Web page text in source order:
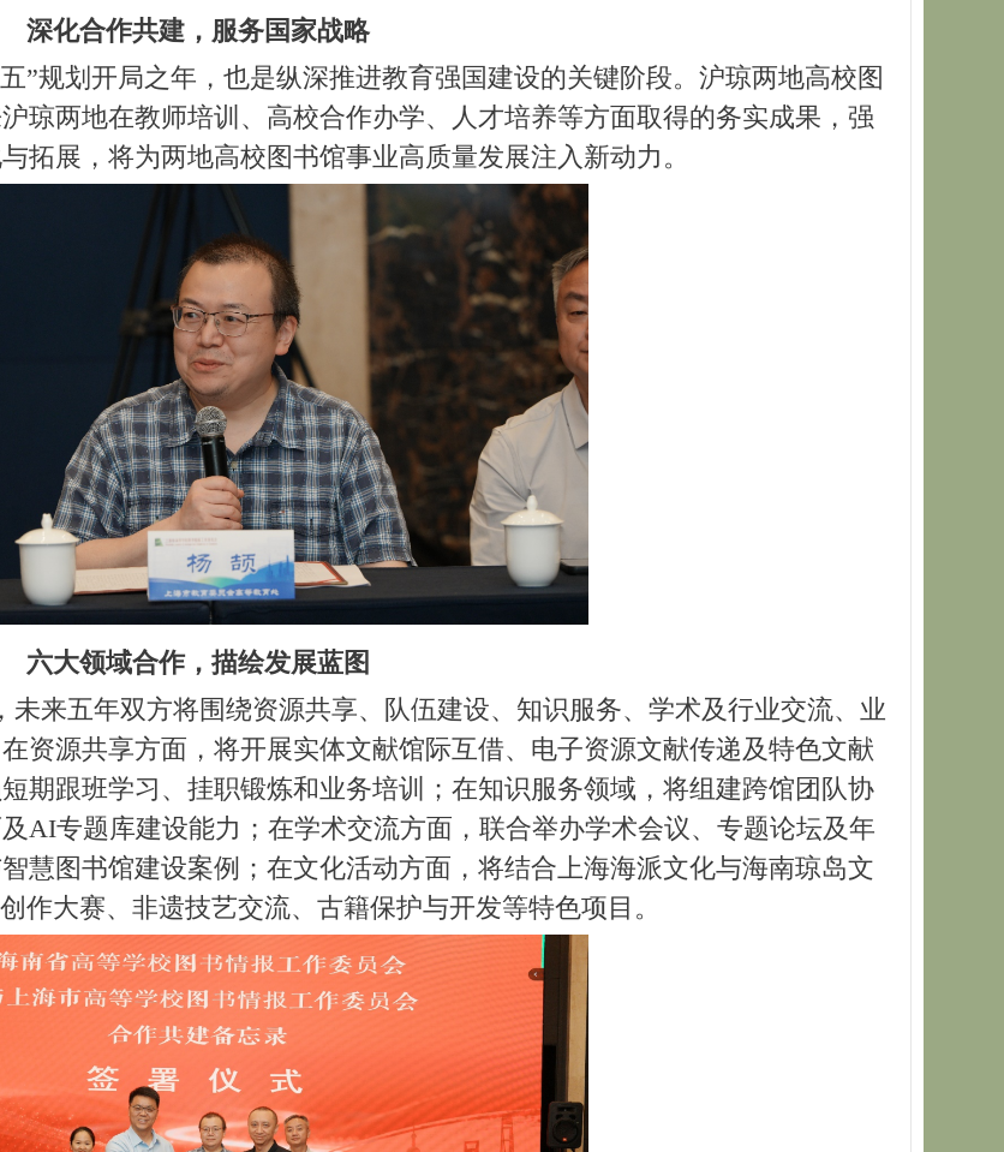
深化合作共建，服务国家战略
划开局之年，也是纵深推进教育强国建设的关键阶段。沪琼两地高校图
琼两地在教师培训、高校合作办学、人才培养等方面取得的务实成果，强
拓展，将为两地高校图书馆事业高质量发展注入新动力。
六大领域合作，描绘发展蓝图
五年双方将围绕资源共享、队伍建设、知识服务、学术及行业交流、业
资源共享方面，将开展实体文献馆际互借、电子资源文献传递及特色文献
期跟班学习、挂职锻炼和业务培训；在知识服务领域，将组建跨馆团队协
AI专题库建设能力；在学术交流方面，联合举办学术会议、专题论坛及年
慧图书馆建设案例；在文化活动方面，将结合上海海派文化与海南琼岛文
作大赛、非遗技艺交流、古籍保护与开发等特色项目。